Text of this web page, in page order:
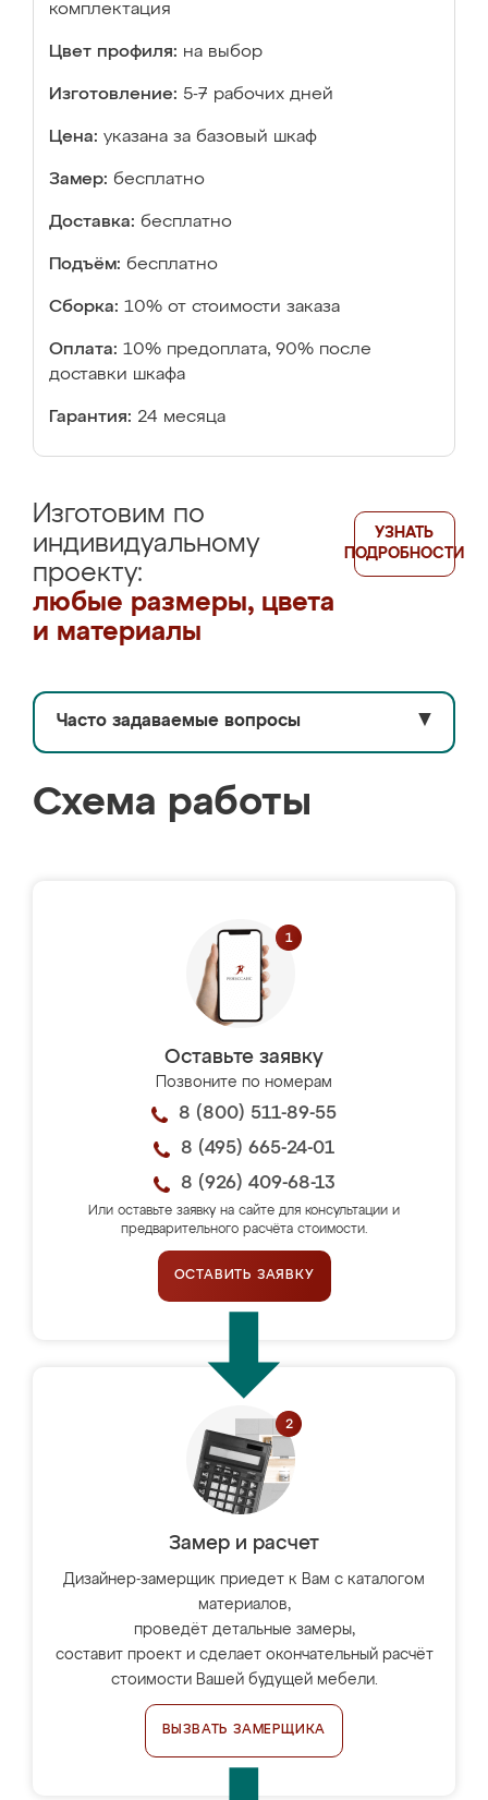
комплектация
Цвет профиля: на выбор
Изготовление: 5-7 рабочих дней
Цена: указана за базовый шкаф
Замер: бесплатно
Доставка: бесплатно
Подъём: бесплатно
Сборка: 10% от стоимости заказа
Оплата: 10% предоплата, 90% после
доставки шкафа
Гарантия: 24 месяца
Изготовим по
индивидуальному
проекту:
любые размеры, цвета
и материалы
УЗНАТЬ
ПОДРОБНОСТИ
Часто задаваемые вопросы ▼
Схема работы
Оставьте заявку
Позвоните по номерам
8 (800) 511-89-55
8 (495) 665-24-01
8 (926) 409-68-13
Или оставьте заявку на сайте для консультации и
предварительного расчёта стоимости.
ОСТАВИТЬ ЗАЯВКУ
Замер и расчет
Дизайнер-замерщик приедет к Вам с каталогом
материалов,
проведёт детальные замеры,
составит проект и сделает окончательный расчёт
стоимости Вашей будущей мебели.
ВЫЗВАТЬ ЗАМЕРЩИКА